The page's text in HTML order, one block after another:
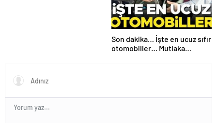
Son dakika… İşte en ucuz sıfır
otomobiller… Mutlaka